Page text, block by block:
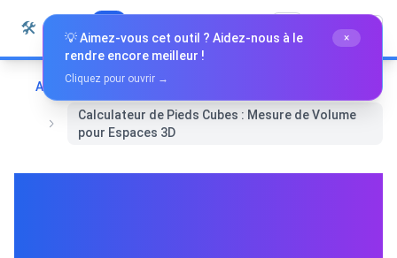
Passer au contenu
🛠️ Français
Accueil
Mathématiques et Géométrie
Calculateur de Pieds Cubes : Mesure de Volume
pour Espaces 3D
💡 Aimez-vous cet outil ? Aidez-nous à le
rendre encore meilleur !
×
Cliquez pour ouvrir →